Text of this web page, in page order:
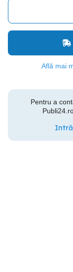
Află mai
Pentru a